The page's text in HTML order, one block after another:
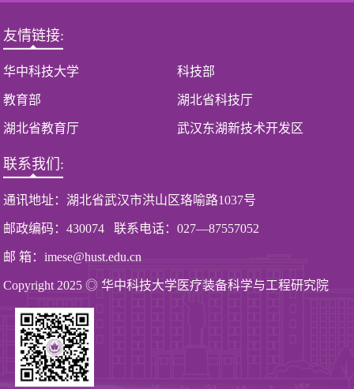
友情链接:
华中科技大学 科技部
教育部 湖北省科技厅
湖北省教育厅 武汉东湖新技术开发区
联系我们:
通讯地址：湖北省武汉市洪山区珞喻路1037号
邮政编码：430074 联系电话：027—87557052
邮 箱：imese@hust.edu.cn
Copyright 2025 ◎ 华中科技大学医疗装备科学与工程研究院